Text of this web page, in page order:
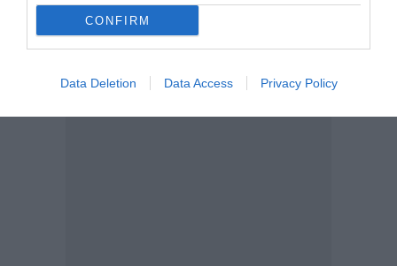
CONFIRM
Data Deletion Data Access Privacy Policy